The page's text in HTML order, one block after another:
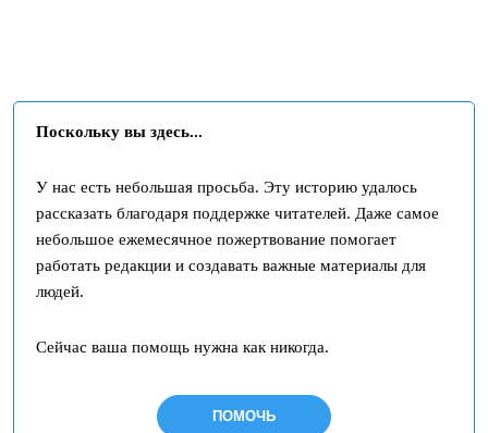
Поскольку вы здесь...
У нас есть небольшая просьба. Эту историю удалось
рассказать благодаря поддержке читателей. Даже самое
небольшое ежемесячное пожертвование помогает
работать редакции и создавать важные материалы для
людей.
Сейчас ваша помощь нужна как никогда.
ПОМОЧЬ